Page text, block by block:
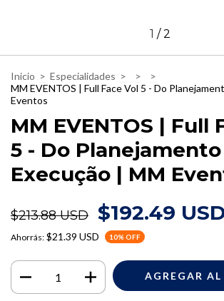
1 /2
Inicio > Especialidades > >
>
MM EVENTOS | Full Face Vol 5 - Do
Eventos
MM EVENTOS | Full
5 - Do Planejamento
Execução | MM
$213.88 USD $192.49
Ahorrás: $21.39 USD 10% OFF